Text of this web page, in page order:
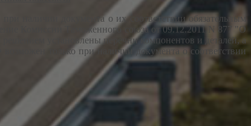
наличии документа о их соответствии обязательным
Комиссии Таможенного союза от 09.12.2011 N 877 "О
установлены перечни компонентов и деталей, а
только при наличии документа о соответствии